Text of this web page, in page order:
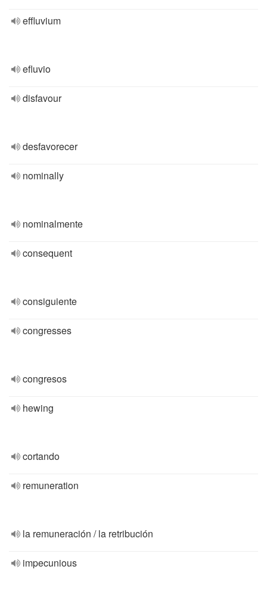
effluvium
efluvio
disfavour
desfavorecer
nominally
nominalmente
consequent
consiguiente
congresses
congresos
hewing
cortando
remuneration
la remuneración / la retribución
impecunious